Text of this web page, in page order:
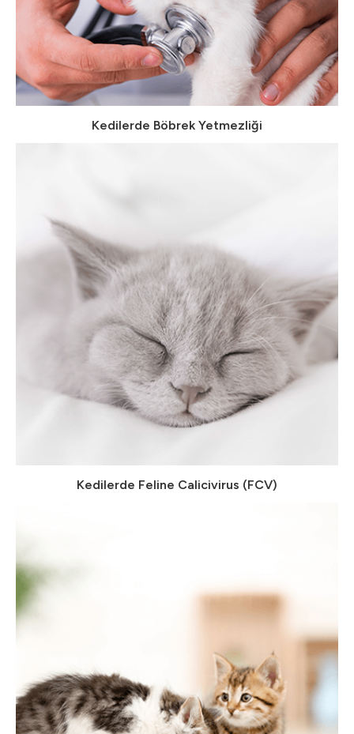
Kedilerde Böbrek Yetmezliği
Kedilerde Feline Calicivirus (FCV)